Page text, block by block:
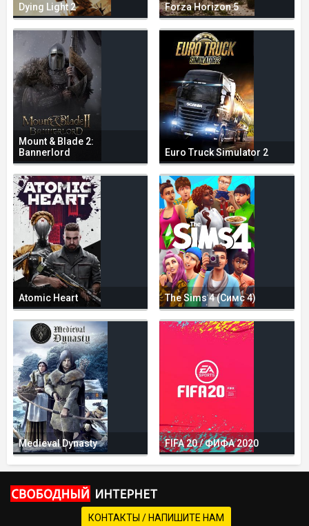
Dying Light 2 Forza Horizon 5
Mount & Blade 2:
Bannerlord
Euro Truck Simulator 2
Atomic Heart The Sims 4 (Симс 4)
Medieval Dynasty FIFA 20 / ФИФА 2020
КОНТАКТЫ / НАПИШИТЕ НАМ